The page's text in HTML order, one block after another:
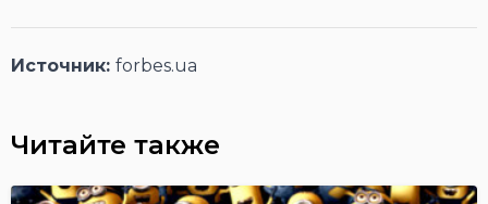
Источник: forbes.ua
Читайте также